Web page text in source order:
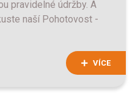
pravidelné údržby. A
naší Pohotovost -
VÍCE